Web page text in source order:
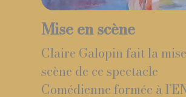
Mise en scène
Claire Galopin fait la
scène de ce spectacle
Comédienne formée à